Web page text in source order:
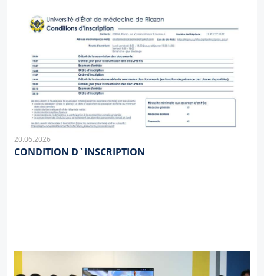
20.06.2026
CONDITION D`INSCRIPTION